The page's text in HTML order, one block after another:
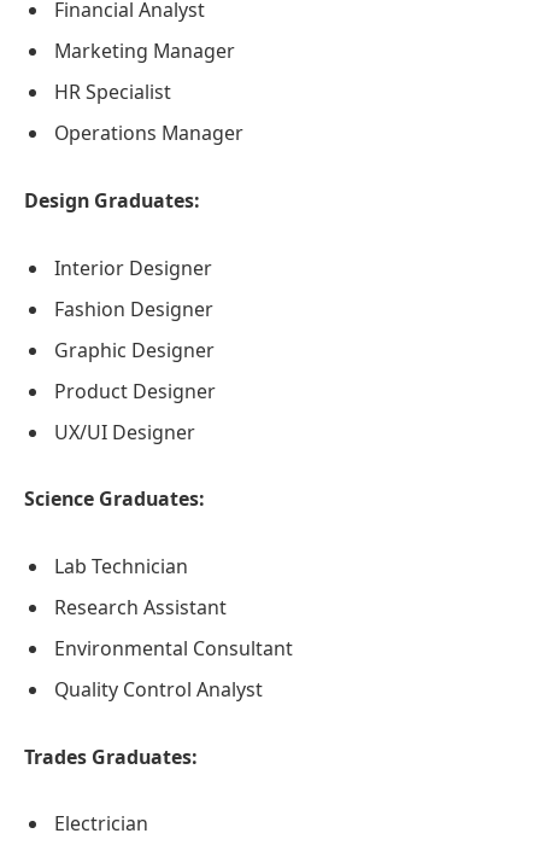
Financial Analyst
Marketing Manager
HR Specialist
Operations Manager
Design Graduates:
Interior Designer
Fashion Designer
Graphic Designer
Product Designer
UX/UI Designer
Science Graduates:
Lab Technician
Research Assistant
Environmental Consultant
Quality Control Analyst
Trades Graduates:
Electrician